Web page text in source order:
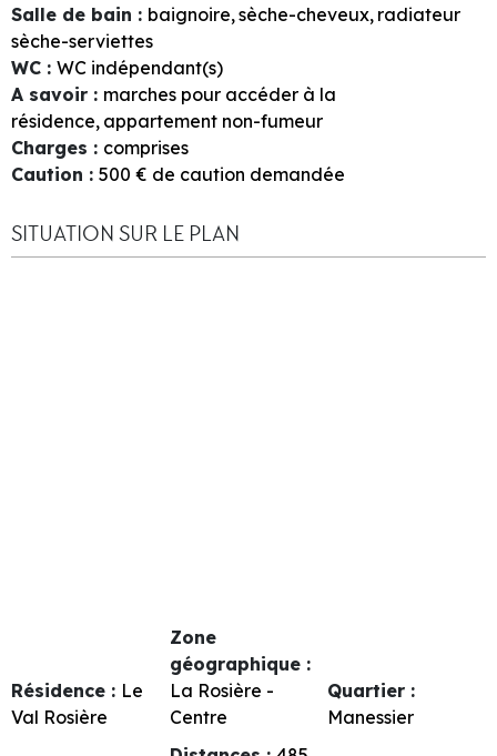
Salle de bain : baignoire sèche-cheveux radiateur
sèche-serviettes
WC : WC indépendant(s)
A savoir : marches pour accéder à la
résidence appartement non-fumeur
Charges : comprises
Caution : 500 € de caution demandée
SITUATION SUR LE PLAN
Résidence : Le
Val Rosière
Zone
géographique :
La Rosière -
Centre
Quartier :
Manessier